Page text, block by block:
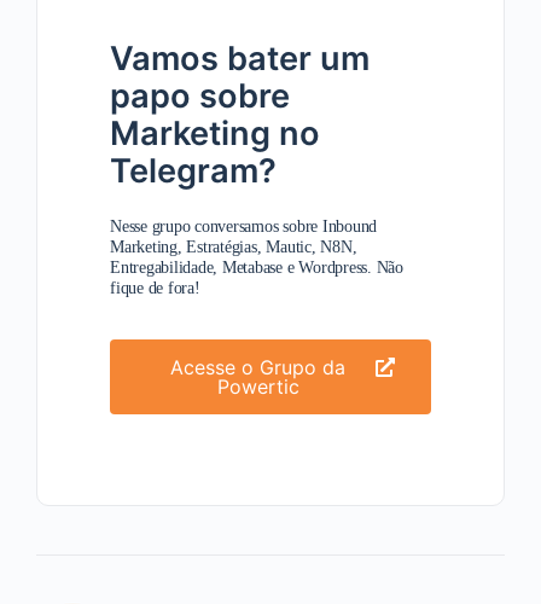
Vamos bater um
papo sobre
Marketing no
Telegram?
Nesse grupo conversamos sobre Inbound
Marketing, Estratégias, Mautic, N8N,
Entregabilidade, Metabase e Wordpress. Não
fique de fora!
Acesse o Grupo da
Powertic